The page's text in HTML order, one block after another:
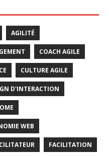
AGILITÉ
COACH AGILE
CULTURE AGILE
D'INTERACTION
WEB
FACILITATION